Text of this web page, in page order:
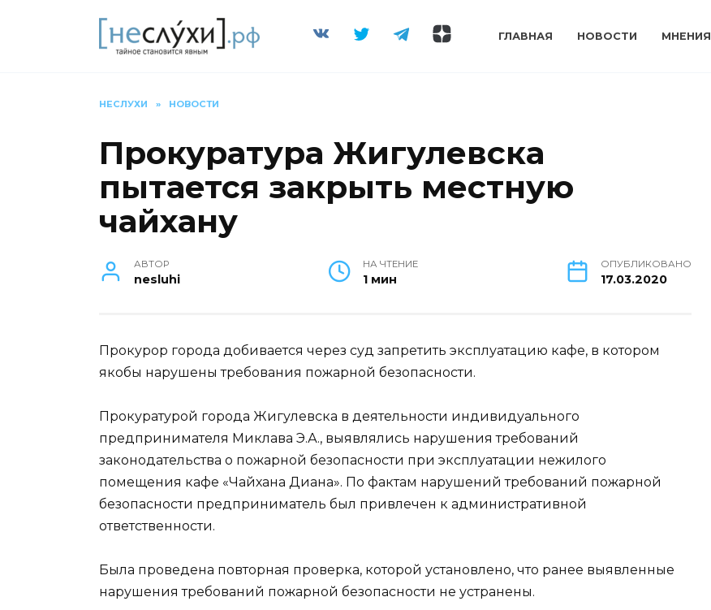
ГЛАВНАЯ НОВОСТИ МНЕНИЯ
НЕСЛУХИ » НОВОСТИ
Прокуратура Жигулевска
пытается закрыть местную
чайхану
АВТОР
nesluhi
НА ЧТЕНИЕ
1 мин
ОПУБЛИКОВАНО
17.03.2020
Прокурор города добивается через суд запретить эксплуатацию кафе, в котором
якобы нарушены требования пожарной безопасности.
Прокуратурой города Жигулевска в деятельности индивидуального
предпринимателя Миклава Э.А., выявлялись нарушения требований
законодательства о пожарной безопасности при эксплуатации нежилого
помещения кафе «Чайхана Диана». По фактам нарушений требований пожарной
безопасности предприниматель был привлечен к административной
ответственности.
Была проведена повторная проверка, которой установлено, что ранее выявленные
нарушения требований пожарной безопасности не устранены.